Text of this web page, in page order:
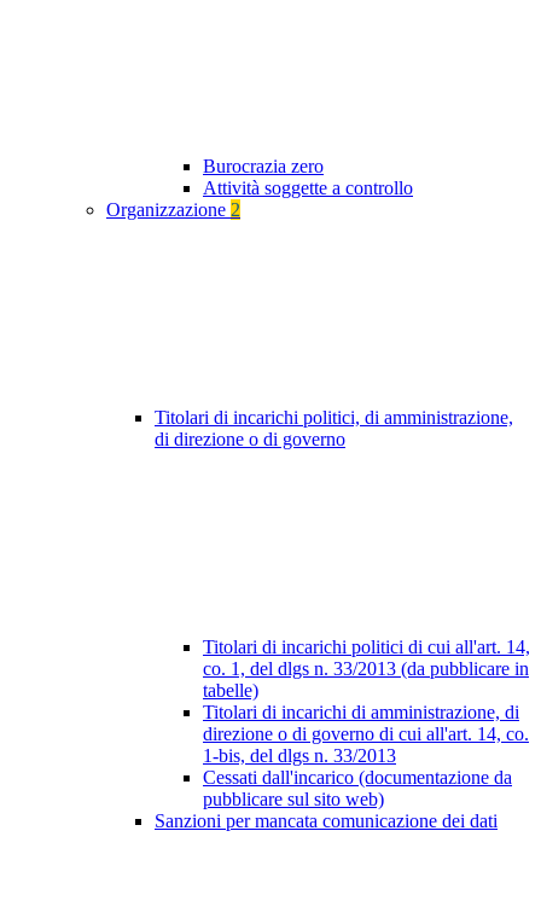
Burocrazia zero
Attività soggette a controllo
Organizzazione 2
Titolari di incarichi politici, di amministrazione,
di direzione o di governo
Titolari di incarichi politici di cui all'art. 14,
co. 1, del dlgs n. 33/2013 (da pubblicare in
tabelle)
Titolari di incarichi di amministrazione, di
direzione o di governo di cui all'art. 14, co.
1-bis, del dlgs n. 33/2013
Cessati dall'incarico (documentazione da
pubblicare sul sito web)
Sanzioni per mancata comunicazione dei dati